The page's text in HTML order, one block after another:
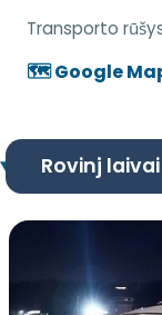
Transporto
🗺️ Google
Rovinj laivai